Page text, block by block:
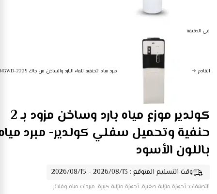
في الدقيقة
القادم مبرد مياه 2حنفيه للماء البارد والساخن من جاك NGWD-2225
كولدير موزع مياه بارد وساخن مزود بـ 2
حنفية وتحميل سفلي كولدير- مبرد
باللون الأسود
وقت التسليم المتوقع : 2026/08/13 - 2026/08/15
التصنيفات: أجهزة منزلية صغيرة, أجهزة منزلية كبيرة, مبردات مياه وفلاتر